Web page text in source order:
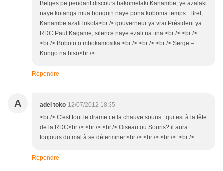
Belges pe pendant discours bakomelaki Kanambe, ye azalaki
naye kotanga mua bouquin naye pona koboma temps. Bref,
Kanambe azali lokola<br /> gouverneur ya vrai Président ya
RDC Paul Kagame, silence naye ezali na tina.<br /> <br />
<br /> Boboto o mbokamosika.<br /> <br /> <br /> Serge –
Kongo na biso<br />
Répondre
A adei toko 12/07/2012 18:35
<br /> C'est tout le drame de la chauve souris...qui est à la tête
de la RDC<br /> <br /> <br /> Oiseau ou Souris? il aura
toujours du mal à se déterminer.<br /> <br /> <br /> <br />
Répondre